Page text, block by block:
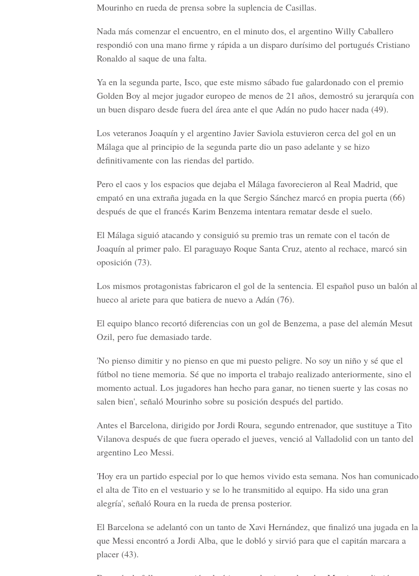
Mourinho en rueda de prensa sobre la suplencia de Casillas.
Nada más comenzar el encuentro, en el minuto dos, el argentino Willy Caballero
respondió con una mano firme y rápida a un disparo durísimo del portugués Cristiano
Ronaldo al saque de una falta.
Ya en la segunda parte, Isco, que este mismo sábado fue galardonado con el premio
Golden Boy al mejor jugador europeo de menos de 21 años, demostró su jerarquía con
un buen disparo desde fuera del área ante el que Adán no pudo hacer nada (49).
Los veteranos Joaquín y el argentino Javier Saviola estuvieron cerca del gol en un
Málaga que al principio de la segunda parte dio un paso adelante y se hizo
definitivamente con las riendas del partido.
Pero el caos y los espacios que dejaba el Málaga favorecieron al Real Madrid, que
empató en una extraña jugada en la que Sergio Sánchez marcó en propia puerta (66)
después de que el francés Karim Benzema intentara rematar desde el suelo.
El Málaga siguió atacando y consiguió su premio tras un remate con el tacón de
Joaquín al primer palo. El paraguayo Roque Santa Cruz, atento al rechace, marcó sin
oposición (73).
Los mismos protagonistas fabricaron el gol de la sentencia. El español puso un balón al
hueco al ariete para que batiera de nuevo a Adán (76).
El equipo blanco recortó diferencias con un gol de Benzema, a pase del alemán Mesut
Ozil, pero fue demasiado tarde.
'No pienso dimitir y no pienso en que mi puesto peligre. No soy un niño y sé que el
fútbol no tiene memoria. Sé que no importa el trabajo realizado anteriormente, sino el
momento actual. Los jugadores han hecho para ganar, no tienen suerte y las cosas no
salen bien', señaló Mourinho sobre su posición después del partido.
Antes el Barcelona, dirigido por Jordi Roura, segundo entrenador, que sustituye a Tito
Vilanova después de que fuera operado el jueves, venció al Valladolid con un tanto del
argentino Leo Messi.
'Hoy era un partido especial por lo que hemos vivido esta semana. Nos han comunicado
el alta de Tito en el vestuario y se lo he transmitido al equipo. Ha sido una gran
alegría', señaló Roura en la rueda de prensa posterior.
El Barcelona se adelantó con un tanto de Xavi Hernández, que finalizó una jugada en la
que Messi encontró a Jordi Alba, que le dobló y sirvió para que el capitán marcara a
placer (43).